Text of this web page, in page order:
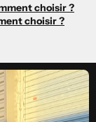
choisir ?
choisir ?